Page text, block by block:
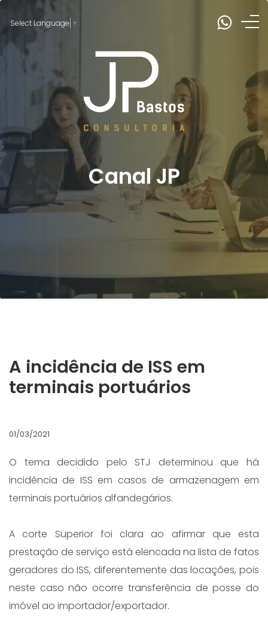
Select Language ▼
Canal JP
A incidência de ISS em
terminais portuários
01/03/2021
O tema decidido pelo STJ determinou que há
incidência de ISS em casos de armazenagem em
terminais portuários alfandegários.
A corte Superior foi clara ao afirmar que esta
prestação de serviço está elencada na lista de fatos
geradores do ISS, diferentemente das locações, pois
neste caso não ocorre transferência de posse do
imóvel ao importador/exportador.